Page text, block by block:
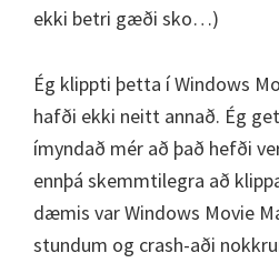
ekki betri gæði sko…)
Ég klippti þetta í Windows
hafði ekki neitt annað. Ég
ímyndað mér að það hefði
ennþá skemmtilegra að
dæmis var Windows Movie
stundum og crash-aði